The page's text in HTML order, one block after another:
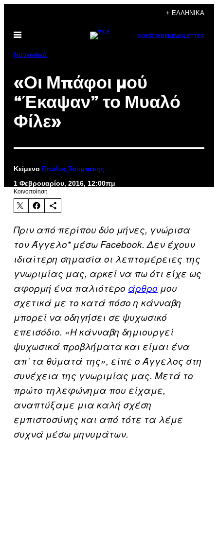
περιεχόμενο
+ ΕΛΛΗΝΙΚΆ
Ανοίξτε
SUBSCRIBENEWSLETTER
Ναρκωτικά
«Οι Μπάφοι μού
“Έκαψαν” το Μυαλό
Φίλε»
Κείμενο Παύλος Τουμπέκης
1 Φεβρουαρίου, 2016, 12:00πμ
Kοινοποίηση
Πριν από περίπου δύο μήνες, γνώρισα
τον Άγγελο* μέσω Facebook. Δεν έχουν
ιδιαίτερη σημασία οι λεπτομέρειες της
γνωριμίας μας, αρκεί να πω ότι είχε ως
αφορμή ένα παλιότερο άρθρο μου
σχετικά με το κατά πόσο η κάνναβη
μπορεί να οδηγήσει σε ψυχωσικό
επεισόδιο. «Η κάνναβη δημιουργεί
ψυχωσικά προβλήματα και είμαι ένα
απ’ τα θύματά της», είπε ο Άγγελος στη
συνέχεια της γνωριμίας μας. Μετά το
πρώτο τηλεφώνημα που είχαμε,
αναπτύξαμε μια καλή σχέση
εμπιστοσύνης και από τότε τα λέμε
συχνά μέσω μηνυμάτων.